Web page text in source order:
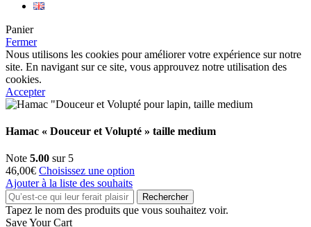
Panier
Fermer
Nous utilisons les cookies pour améliorer votre expérience sur notre
site. En navigant sur ce site, vous approuvez notre utilisation des
cookies.
Accepter
Hamac « Douceur et Volupté » taille medium
Note 5.00 sur 5
46,00€ Choisissez une option
Ajouter à la liste des souhaits
Rechercher
Tapez le nom des produits que vous souhaitez voir.
Save Your Cart